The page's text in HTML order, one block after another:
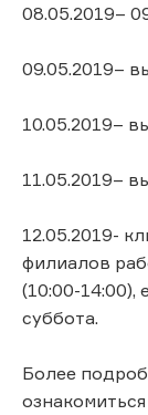
08.05.2019–
09.05.2019–
10.05.2019–
11.05.2019–
12.05.2019-
филиалов
(10:00-14:00),
суббота.
Более
ознакомиться